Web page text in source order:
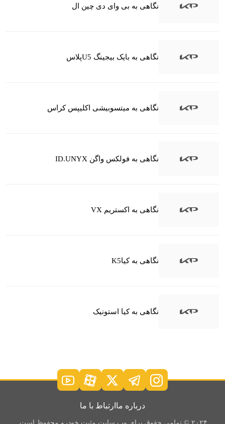
نگاهی به بی وای دی چین ال
نگاهی به بایک بیجینگ U5پلاس
نگاهی به میتسوبیشی اکلیپس کراس
نگاهی به فولکس واگن ID.UNYX
نگاهی به اکستریم VX
نگاهی به کیاK5
نگاهی به کیا استونیک
درباره ما ارتباط با ما